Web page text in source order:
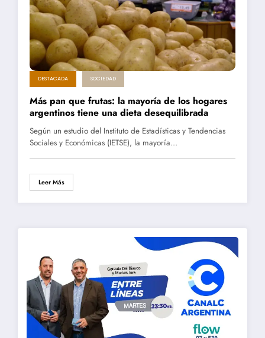
DESTACADA SOCIEDAD
Más pan que frutas: la mayoría de los hogares
argentinos tiene una dieta desequilibrada
Según un estudio del Instituto de Estadísticas y Tendencias
Sociales y Económicas (IETSE), la mayoría…
Leer Más